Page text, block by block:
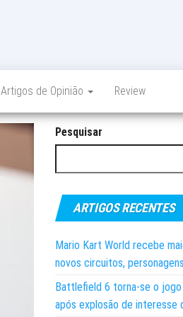
Artigos de Opinião Review
Pesquisar
ARTIGOS RECENTES
Mario Kart World recebe
novos circuitos,
Battlefield 6 torna-se o jogo
após explosão de interesse